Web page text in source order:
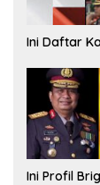
Ini Daftar
Ini Profil